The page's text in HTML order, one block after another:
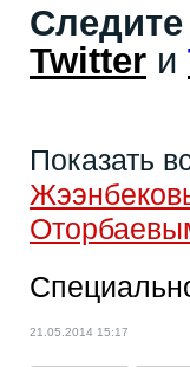
Twitter и
Показать
21.05.2014 15:17